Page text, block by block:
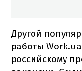
Другой
работы
российскому